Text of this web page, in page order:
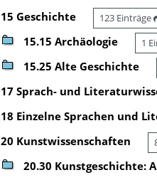
15 Geschichte 123 Einträge
15.15 Archäologie 1
15.25 Alte Geschichte
17 Sprach- und
18 Einzelne Sprachen und
20 Kunstwissenschaften
20.30 Kunstgeschichte: